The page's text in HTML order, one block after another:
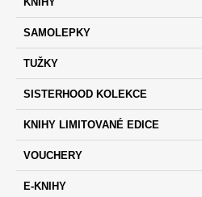
J
E
M
E
PROČ
JSME
TAK
NAŠTVANÉ?
ŠÁRKA
HOMFRAY,
MICHAELA
A
E
O
SAMOLEPKY
TUŽKY
SISTERHOOD KOLEKCE
KNIHY LIMITOVANÉ EDICE
VOUCHERY
E-KNIHY